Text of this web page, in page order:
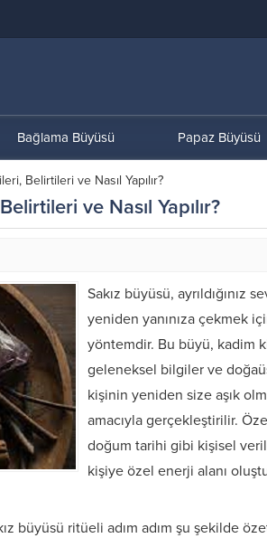
Bağlama Büyüsü Papaz Büyüsü
Belirtileri ve Nasıl Yapılır?
ve Nasıl Yapılır?
Sakız büyüsü, ayrıldığınız
yeniden yanınıza çekmek
yöntemdir. Bu büyü, kadim
geleneksel bilgiler ve
kişinin yeniden size aşık
amacıyla gerçekleştirilir.
doğum tarihi gibi kişisel
kişiye özel enerji alanı
büyüsü ritüeli adım adım şu şekilde